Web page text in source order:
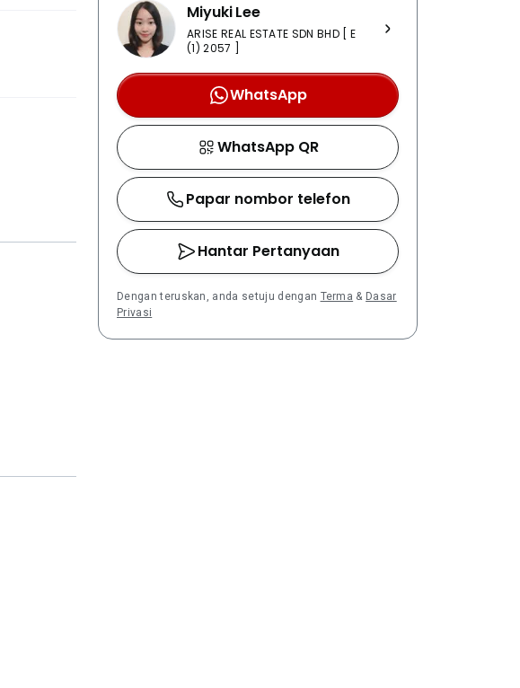
Miyuki Lee
ARISE REAL ESTATE SDN BHD [ E
(1) 2057 ]
WhatsApp
WhatsApp QR
Papar nombor telefon
Hantar Pertanyaan
Dengan teruskan, anda setuju dengan Terma & Dasar
Privasi